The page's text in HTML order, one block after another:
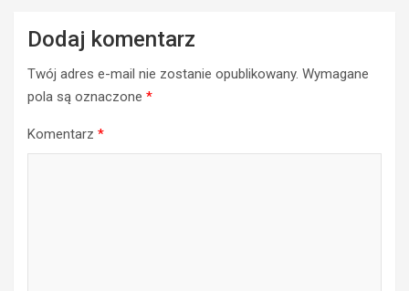
Dodaj komentarz
Twój adres e-mail nie zostanie opublikowany. Wymagane
pola są oznaczone *
Komentarz *